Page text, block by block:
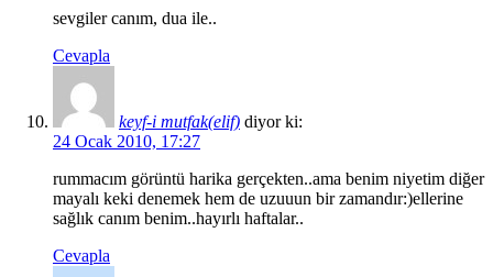
sevgiler canım, dua ile..
Cevapla
keyf-i mutfak(elif) diyor ki:
24 Ocak 2010, 17:27
rummacım görüntü harika gerçekten..ama benim niyetim diğer
mayalı keki denemek hem de uzuuun bir zamandır:)ellerine
sağlık canım benim..hayırlı haftalar..
Cevapla